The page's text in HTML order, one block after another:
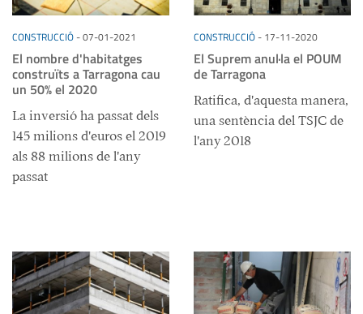
CONSTRUCCIÓ-07-01-2021
El nombre d'habitatges
construïts a Tarragona cau
un 50% el 2020
La inversió ha passat dels
145 milions d'euros el 2019
als 88 milions de l'any
passat
CONSTRUCCIÓ- 17-11-2020
El Suprem anul·la el POUM
de Tarragona
Ratifica, d'aquesta manera,
una sentència del TSJC de
l'any 2018